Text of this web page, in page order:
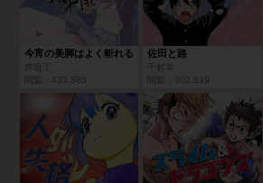
今宵の美脚はよく斬れる
芦垣丁
閲覧：
433,385
佐田と路
千村羊
閲覧：
302,819